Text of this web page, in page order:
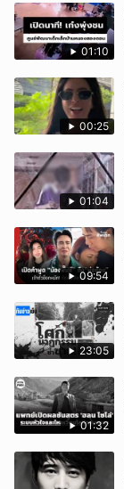
01:10
00:25
01:04
09:54
23:05
01:32